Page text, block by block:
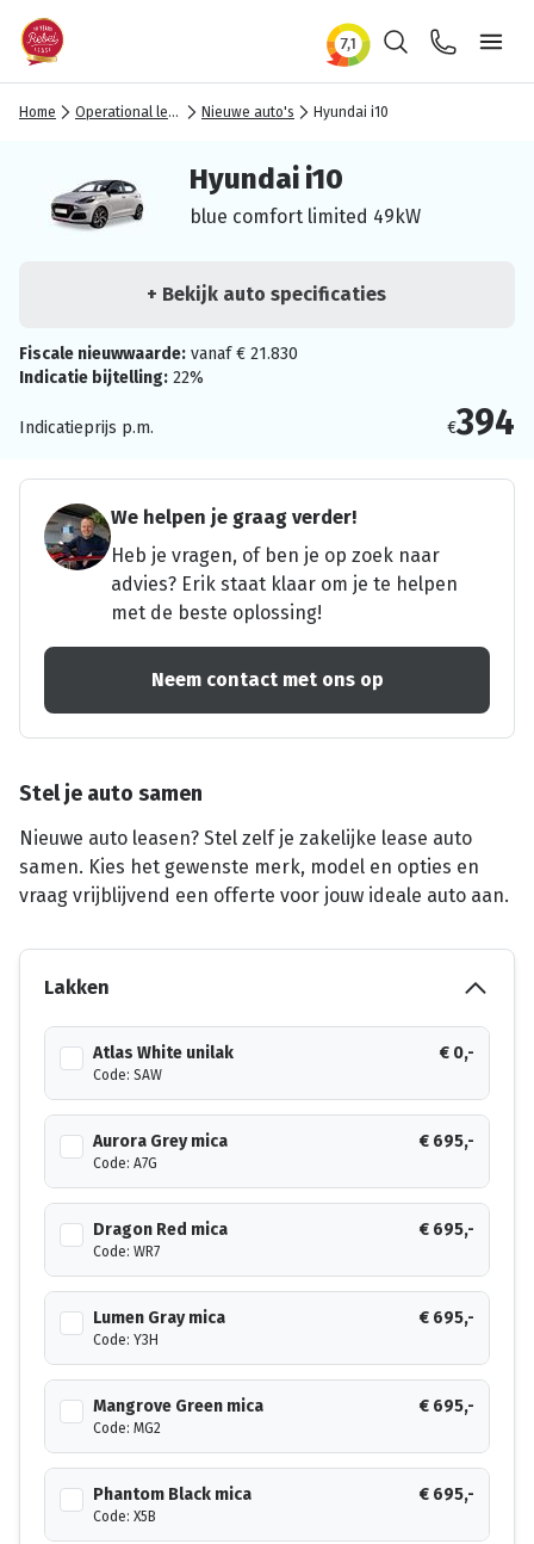
ZoekenContact
Home Operational lease Nieuwe auto's Hyundai i10
Hyundai i10
blue comfort limited 49kW
+ Bekijk auto specificaties
Fiscale nieuwwaarde: vanaf € 21.830
Indicatie bijtelling: 22%
Indicatieprijs p.m. €394
We helpen je graag verder!
Heb je vragen, of ben je op zoek naar
advies? Erik staat klaar om je te helpen
met de beste oplossing!
Neem contact met ons op
Stel je auto samen
Nieuwe auto leasen? Stel zelf je zakelijke lease auto
samen. Kies het gewenste merk, model en opties en
vraag vrijblijvend een offerte voor jouw ideale auto aan.
Lakken
Atlas White unilak
Code: SAW
€ 0,-
Aurora Grey mica
Code: A7G
€ 695,-
Dragon Red mica
Code: WR7
€ 695,-
Lumen Gray mica
Code: Y3H
€ 695,-
Mangrove Green mica
Code: MG2
€ 695,-
Phantom Black mica
Code: X5B
€ 695,-